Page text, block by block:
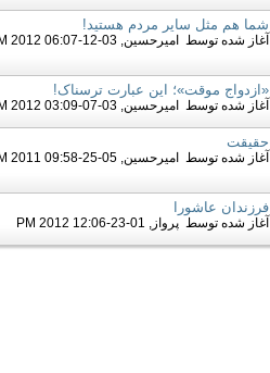
شما هم مثل سایر مردم هستید!
آغاز شده توسط امیرحسین
«ازدواج موقت»؛ این عبارت ترسناک!
آغاز شده توسط امیرحسین, 03-07-2012 03:09 PM
حقیقت
آغاز شده توسط امیرحسین, 05-25-2011 09:58 PM
فرزندان عاشورا
آغاز شده توسط پرواز , 01-23-2012 12:06 PM